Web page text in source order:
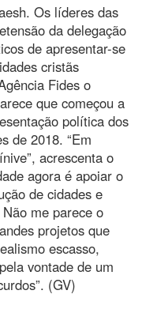
Os líderes das
da delegação
de apresentar-se
cristãs
Fides o
que começou a
política dos
de 2018. “Em
acrescenta o
agora é apoiar o
de cidades e
me parece o
projetos que
escasso,
vontade de um
(GV)